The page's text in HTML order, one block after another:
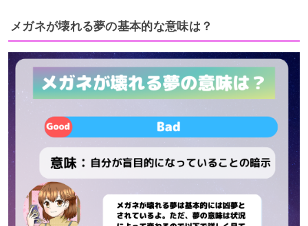
メガネが壊れる夢の基本的な意味は？